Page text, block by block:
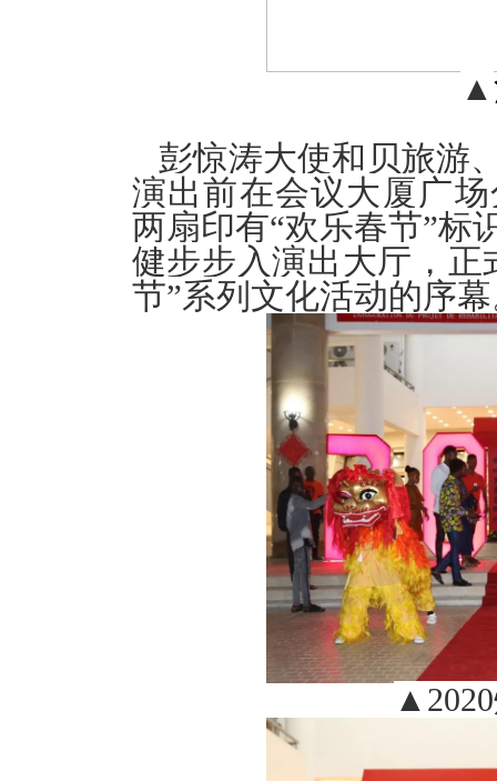
▲
彭惊涛大使和贝旅游
演出前在会议大厦广
两扇印有“欢乐春节”标
健步步入演出大厅，
节”系列文化活动的序
▲